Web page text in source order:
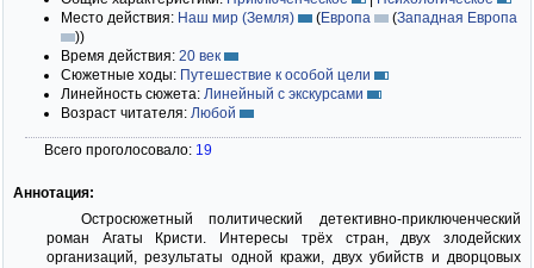
Место действия: Наш мир (Земля) (Европа (Западная Европа
))
Время действия: 20 век
Сюжетные ходы: Путешествие к особой цели
Линейность сюжета: Линейный с экскурсами
Возраст читателя: Любой
Всего проголосовало: 19
Аннотация:
Остросюжетный политический детективно-приключенческий
роман Агаты Кристи. Интересы трёх стран, двух злодейских
организаций, результаты одной кражи, двух убийств и дворцовых